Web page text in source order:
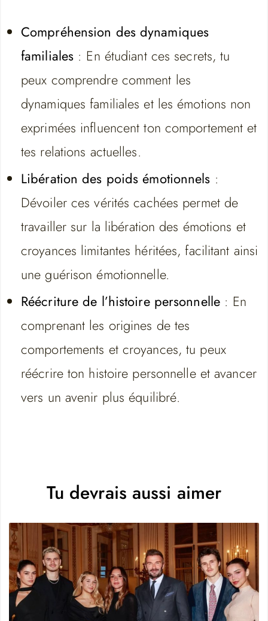
Compréhension des dynamiques
familiales : En étudiant ces secrets, tu
peux comprendre comment les
dynamiques familiales et les émotions non
exprimées influencent ton comportement et
tes relations actuelles.
Libération des poids émotionnels :
Dévoiler ces vérités cachées permet de
travailler sur la libération des émotions et
croyances limitantes héritées, facilitant ainsi
une guérison émotionnelle.
Réécriture de l’histoire personnelle: En
comprenant les origines de tes
comportements et croyances, tu peux
réécrire ton histoire personnelle et avancer
vers un avenir plus équilibré.
Tu devrais aussi aimer